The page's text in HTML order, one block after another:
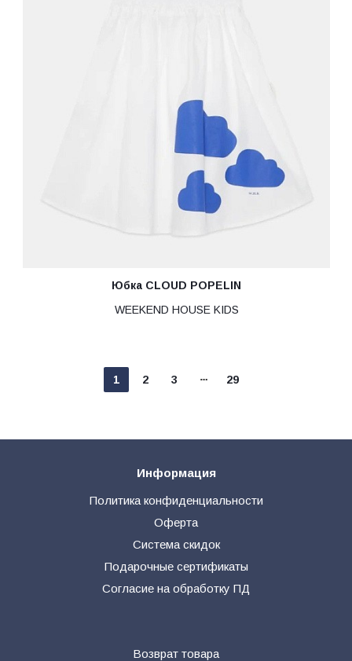
Юбка CLOUD POPELIN
WEEKEND HOUSE KIDS
1 2 3 29
Информация
Политика конфиденциальности
Оферта
Система скидок
Подарочные сертификаты
Согласие на обработку ПД
Возврат товара